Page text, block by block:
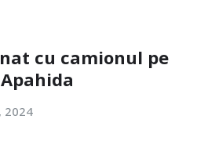
cu camionul pe
2024